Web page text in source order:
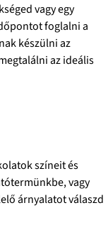
vagy egy
foglalni a
készülni az
az ideális
színeit és
vagy
árnyalatot válaszd